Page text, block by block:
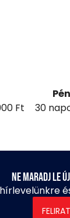
Ft
30
Ne maradj le